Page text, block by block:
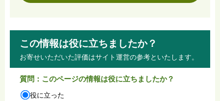
この情報は役に立ちましたか？
お寄せいただいた評価はサイト運営の参考といたします。
質問：このページの情報は役に立ちましたか？
役に立った